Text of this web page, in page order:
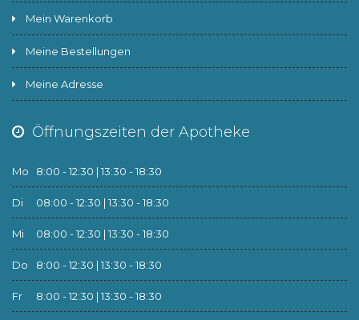
Mein Warenkorb
Meine Bestellungen
Meine Adresse
Öffnungszeiten der Apotheke
Mo 8:00 - 12:30 | 13:30 - 18:30
Di 08:00 - 12:30 | 13:30 - 18:30
Mi 08:00 - 12:30 | 13:30 - 18:30
Do 8:00 - 12:30 | 13:30 - 18:30
Fr 8:00 - 12:30 | 13:30 - 18:30